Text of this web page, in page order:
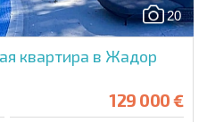
20
квартира в Жадор
129 000 €